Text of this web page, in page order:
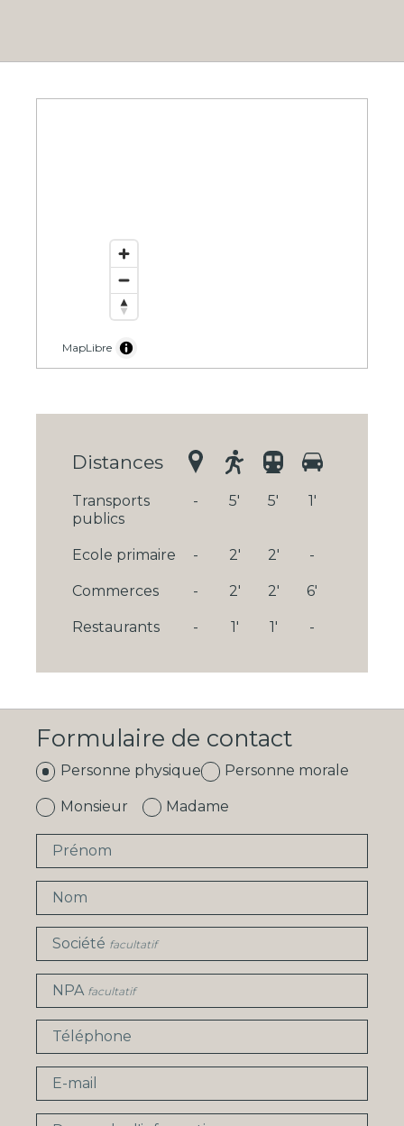
MapLibre
Distances
Transports
publics
- 5' 5' 1'
Ecole primaire - 2' 2' -
Commerces - 2' 2' 6'
Restaurants - 1' 1' -
Formulaire de contact
Personne physique Personne morale
Monsieur Madame
Prénom
Nom
Société facultatif
NPA facultatif
Téléphone
E-mail